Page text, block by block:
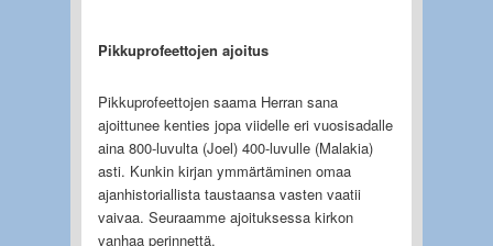
Pikkuprofeettojen ajoitus
Pikkuprofeettojen saama Herran sana
ajoittunee kenties jopa viidelle eri vuosisadalle
aina 800-luvulta (Joel) 400-luvulle (Malakia)
asti. Kunkin kirjan ymmärtäminen omaa
ajanhistoriallista taustaansa vasten vaatii
vaivaa. Seuraamme ajoituksessa kirkon
vanhaa perinnettä.